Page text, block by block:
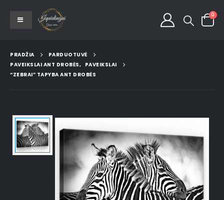
0
PRADŽIA
PARDUOTUVĖ
PAVEIKSLAI ANT DROBĖS, PAVEIKSLAI
“ZEBRAI” TAPYBA ANT DROBĖS